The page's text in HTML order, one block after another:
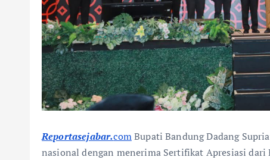
Reportasejabar.comBupati Bandung Dadang
nasional dengan menerima Sertifikat Apresiasi dari